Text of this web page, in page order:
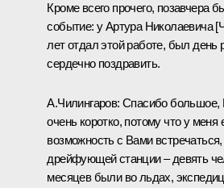
Кроме всего прочего, позавчера
событие: у Артура Николаевича
лет отдал этой работе, был
сердечно поздравить.
А.Чилингаров: Спасибо
очень коротко, потому что у меня
возможность с Вами
дрейфующей станции – девять
месяцев были во льдах,